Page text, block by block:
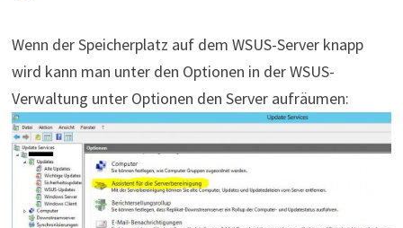
Wenn der Speicherplatz auf dem WSUS-Server knapp
wird kann man unter den Optionen in der WSUS-
Verwaltung unter Optionen den Server aufräumen: